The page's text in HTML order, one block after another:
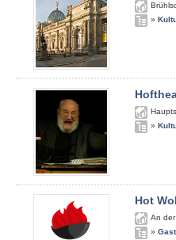
»
»
Hot
An
»